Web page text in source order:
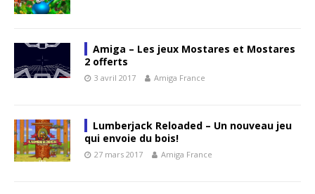
Amiga – Les jeux Mostares et Mostares
2 offerts
3 avril 2017 Amiga France
Lumberjack Reloaded – Un nouveau jeu
qui envoie du bois!
27 mars 2017 Amiga France